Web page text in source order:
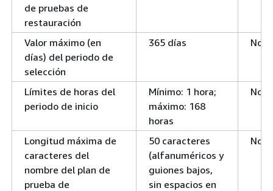
de pruebas de
restauración
Valor máximo (en
días) del periodo de
selección
365 días No
Límites de horas del
periodo de inicio
Mínimo: 1 hora;
máximo: 168
horas
No
Longitud máxima de
caracteres del
nombre del plan de
prueba de
50 caracteres
(alfanuméricos y
guiones bajos,
sin espacios en
No